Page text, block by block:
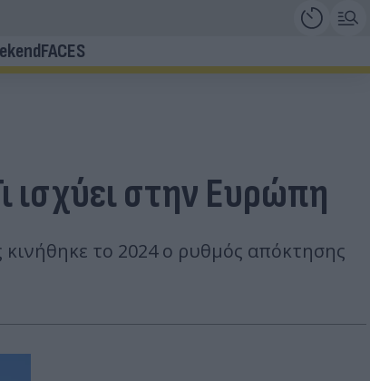
FACES
ισχύει στην Ευρώπη
κινήθηκε το 2024 ο ρυθμός απόκτησης